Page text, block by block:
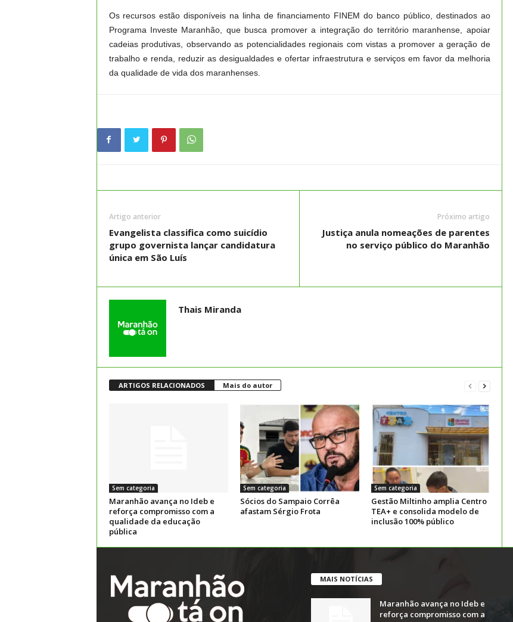
Os recursos estão disponíveis na linha de financiamento FINEM do banco público, destinados ao
Programa Investe Maranhão, que busca promover a integração do território maranhense, apoiar
cadeias produtivas, observando as potencialidades regionais com vistas a promover a geração de
trabalho e renda, reduzir as desigualdades e ofertar infraestrutura e serviços em favor da melhoria
da qualidade de vida dos maranhenses.
Artigo anterior
Evangelista classifica como suicídio
grupo governista lançar candidatura
única em São Luís
Próximo artigo
Justiça anula nomeações de parentes
no serviço público do Maranhão
Thais Miranda
ARTIGOS RELACIONADOS Mais do autor
Sem categoria
Maranhão avança no Ideb e
reforça compromisso com a
qualidade da educação
pública
Sem categoria
Sócios do Sampaio Corrêa
afastam Sérgio Frota
Sem categoria
Gestão Miltinho amplia Centro
TEA+ e consolida modelo de
inclusão 100% público
MAIS NOTÍCIAS
Maranhão avança no Ideb e
reforça compromisso com a